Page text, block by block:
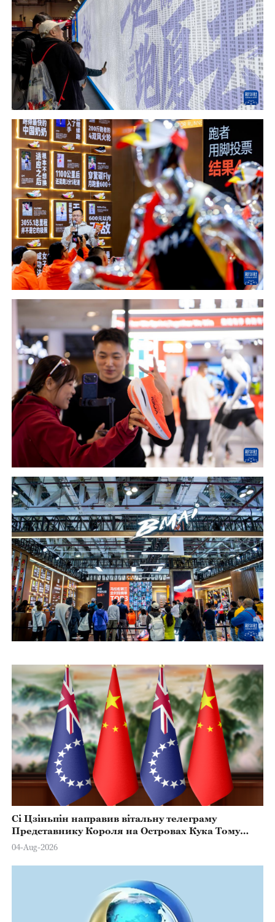
Сі Цзіньпін направив вітальну телеграму
Представнику Короля на Островах Кука Тому
Марстерсу з нагоди Дня Конституції
04-Aug-2026